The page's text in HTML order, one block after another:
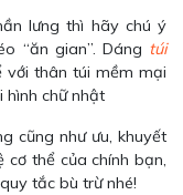
lưng thì hãy chú ý
“ăn gian”. Dáng túi
với thân túi mềm mại
hình chữ nhật
cũng như ưu, khuyết
cơ thể của chính bạn,
tắc bù trừ nhé!